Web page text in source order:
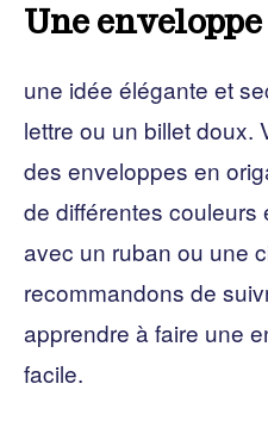
Une
une idée élégante et
lettre ou un billet doux.
des enveloppes en
de différentes couleurs
avec un ruban ou une
recommandons de
apprendre à faire une
facile.